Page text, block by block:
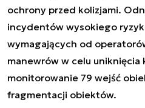
ochrony przed kolizjami.
incydentów wysokiego
wymagających od
manewrów w celu
monitorowanie 79 wejść
fragmentacji obiektów.